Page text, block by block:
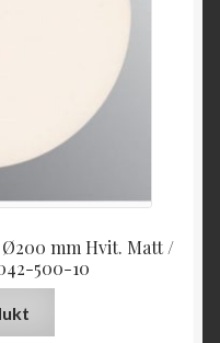
mm Hvit. Matt /
500-10